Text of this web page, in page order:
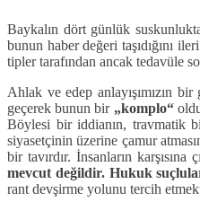
Baykalın dört günlük
bunun haber değeri taşıdığını
tipler tarafından ancak tedavüle
Ahlak ve edep anlayışımızın
geçerek bunun bir „komplo“
Böylesi bir iddianın, travmatik
siyasetçinin üzerine çamur
bir tavırdır. İnsanların karşısına
mevcut değildir. Hukuk
rant devşirme yolunu tercih